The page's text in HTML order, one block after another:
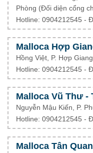
Phòng (Đối diện cổng
Hotline: 0904212545 -
Malloca Hợp
Hồng Việt, P. Hợp
Hotline: 0904212545 -
Malloca Vũ Thư -
Nguyễn Mậu Kiến, P.
Hotline: 0904212545 -
Malloca Tân